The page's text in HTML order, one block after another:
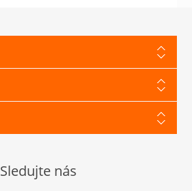
Sledujte nás